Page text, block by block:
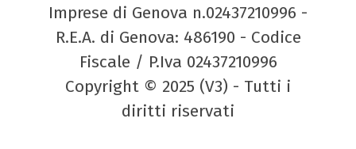
Imprese di Genova n.02437210996 -
R.E.A. di Genova: 486190 - Codice
Fiscale / P.Iva 02437210996
Copyright © 2025 (V3) - Tutti i
diritti riservati